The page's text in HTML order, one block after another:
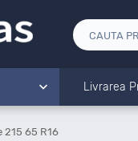
Livrarea
215 65 R16